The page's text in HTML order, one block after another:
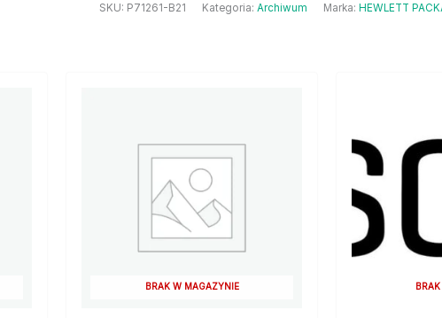
SKU: P71261-B21 Kategoria: Archiwum Marka: HEWLETT
BRAK W MAGAZYNIE